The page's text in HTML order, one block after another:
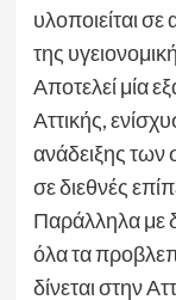
υλοποιείται σε
της
Αποτελεί μία
Αττικής,
ανάδειξης των
σε διεθνές
Παράλληλα με
όλα τα
δίνεται στην